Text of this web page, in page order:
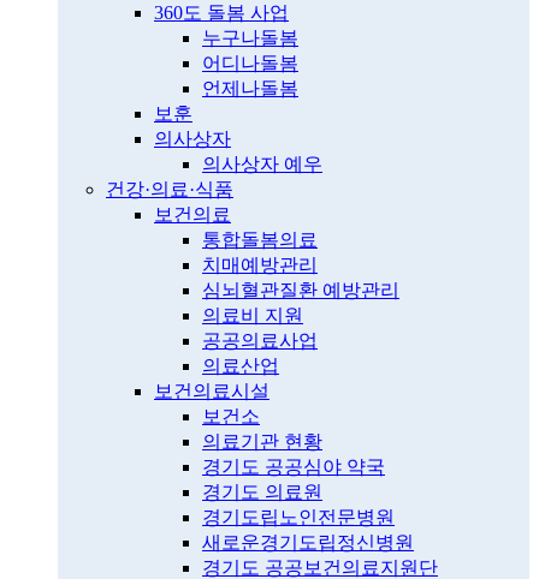
360도 돌봄 사업
누구나돌봄
어디나돌봄
언제나돌봄
보훈
의사상자
의사상자 예우
건강·의료·식품
보건의료
통합돌봄의료
치매예방관리
심뇌혈관질환 예방관리
의료비 지원
공공의료사업
의료산업
보건의료시설
보건소
의료기관 현황
경기도 공공심야 약국
경기도 의료원
경기도립노인전문병원
새로운경기도립정신병원
경기도 공공보건의료지원단